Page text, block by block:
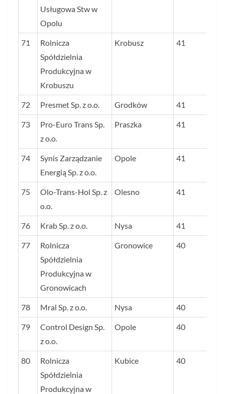
Usługowa Stw w
Opolu
71
Rolnicza
Spółdzielnia
Produkcyjna w
Krobuszu
Krobusz 41
72 Presmet Sp. z o.o. Grodków 41
73
Pro-Euro Trans Sp.
z o.o.
Praszka 41
74
Synis Zarządzanie
Energią Sp. z o.o.
Opole 41
75
Olo-Trans-Hol Sp. z
o.o.
Olesno 41
76 Krab Sp. z o.o. Nysa 41
77
Rolnicza
Spółdzielnia
Produkcyjna w
Gronowicach
Gronowice 40
78 Mral Sp. z o.o. Nysa 40
79
Control Design Sp.
z o.o.
Opole 40
80
Rolnicza
Spółdzielnia
Produkcyjna w
Kubice 40